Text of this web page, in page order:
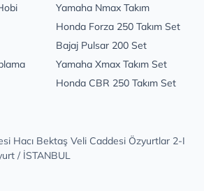
Yamaha Nmax Takım
Honda Forza 250 Takım Set
Bajaj Pulsar 200 Set
Yamaha Xmax Takım Set
Honda CBR 250 Takım Set
Hacı Bektaş Veli Caddesi Özyurtlar 2-I
/ İSTANBUL